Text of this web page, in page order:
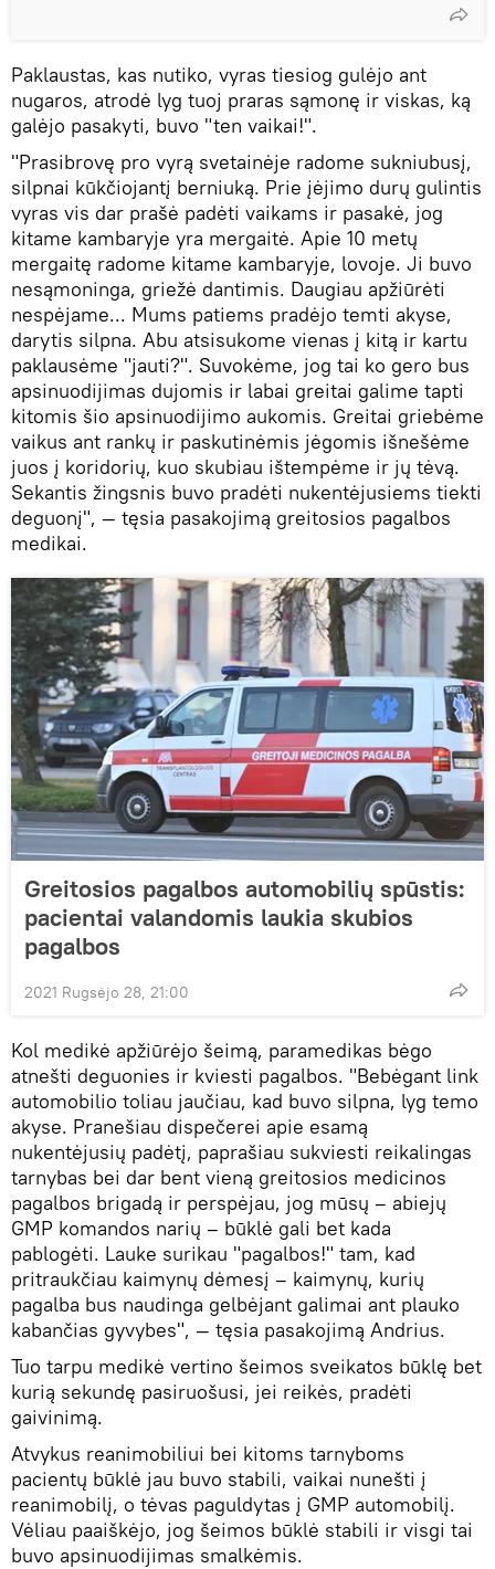
Paklaustas, kas nutiko, vyras tiesiog gulėjo ant
nugaros, atrodė lyg tuoj praras sąmonę ir viskas, ką
galėjo pasakyti, buvo "ten vaikai!".
"Prasibrovę pro vyrą svetainėje radome sukniubusį,
silpnai kūkčiojantį berniuką. Prie įėjimo durų gulintis
vyras vis dar prašė padėti vaikams ir pasakė, jog
kitame kambaryje yra mergaitė. Apie 10 metų
mergaitę radome kitame kambaryje, lovoje. Ji buvo
nesąmoninga, griežė dantimis. Daugiau apžiūrėti
nespėjame... Mums patiems pradėjo temti akyse,
darytis silpna. Abu atsisukome vienas į kitą ir kartu
paklausėme "jauti?". Suvokėme, jog tai ko gero bus
apsinuodijimas dujomis ir labai greitai galime tapti
kitomis šio apsinuodijimo aukomis. Greitai griebėme
vaikus ant rankų ir paskutinėmis jėgomis išnešėme
juos į koridorių, kuo skubiau ištempėme ir jų tėvą.
Sekantis žingsnis buvo pradėti nukentėjusiems tiekti
deguonį", — tęsia pasakojimą greitosios pagalbos
medikai.
Greitosios pagalbos automobilių spūstis:
pacientai valandomis laukia skubios
pagalbos
2021 Rugsėjo 28, 21:00
Kol medikė apžiūrėjo šeimą, paramedikas bėgo
atnešti deguonies ir kviesti pagalbos. "Bebėgant link
automobilio toliau jaučiau, kad buvo silpna, lyg temo
akyse. Pranešiau dispečerei apie esamą
nukentėjusių padėtį, paprašiau sukviesti reikalingas
tarnybas bei dar bent vieną greitosios medicinos
pagalbos brigadą ir perspėjau, jog mūsų – abiejų
GMP komandos narių – būklė gali bet kada
pablogėti. Lauke surikau "pagalbos!" tam, kad
pritraukčiau kaimynų dėmesį – kaimynų, kurių
pagalba bus naudinga gelbėjant galimai ant plauko
kabančias gyvybes", — tęsia pasakojimą Andrius.
Tuo tarpu medikė vertino šeimos sveikatos būklę bet
kurią sekundę pasiruošusi, jei reikės, pradėti
gaivinimą.
Atvykus reanimobiliui bei kitoms tarnyboms
pacientų būklė jau buvo stabili, vaikai nunešti į
reanimobilį, o tėvas paguldytas į GMP automobilį.
Vėliau paaiškėjo, jog šeimos būklė stabili ir visgi tai
buvo apsinuodijimas smalkėmis.